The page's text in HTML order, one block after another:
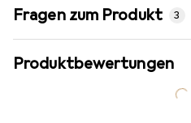
Fragen zum Produkt 3
Produktbewertungen